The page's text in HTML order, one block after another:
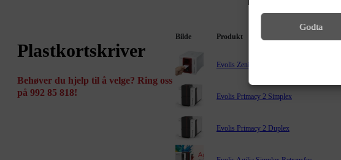
Godta
Plastkortskriver
Behøver du hjelp til å velge? Ring oss
på 992 85 818!
Bilde Produkt
Evolis Zenius
Evolis Primacy 2 Simplex
Evolis Primacy 2 Duplex